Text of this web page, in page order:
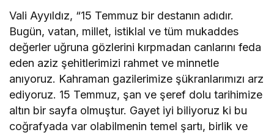
Vali Ayyıldız, “15 Temmuz bir destanın adıdır.
Bugün, vatan, millet, istiklal ve tüm mukaddes
değerler uğruna gözlerini kırpmadan canlarını feda
eden aziz şehitlerimizi rahmet ve minnetle
anıyoruz. Kahraman gazilerimize şükranlarımızı arz
ediyoruz. 15 Temmuz, şan ve şeref dolu tarihimize
altın bir sayfa olmuştur. Gayet iyi biliyoruz ki bu
coğrafyada var olabilmenin temel şartı, birlik ve